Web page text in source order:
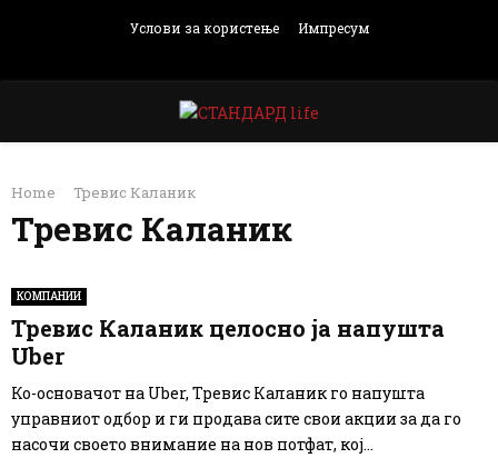
Услови за користење Импресум
PRIMARY
MENU
Home Тревис Каланик
Тревис Каланик
КОМПАНИИ
Тревис Каланик целосно ја напушта
Uber
Ко-основачот на Uber, Тревис Каланик го напушта
управниот одбор и ги продава сите свои акции за да го
насочи своето внимание на нов потфат, кој...